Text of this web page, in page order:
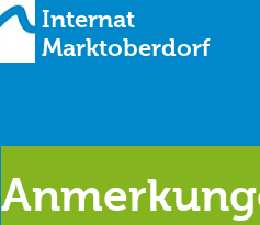
Internat
Marktoberdorf